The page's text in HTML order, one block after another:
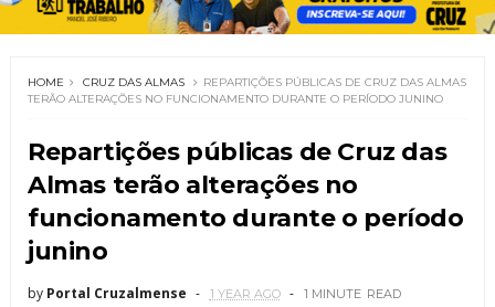
HOME CRUZ DAS ALMAS
REPARTIÇÕES PÚBLICAS DE CRUZ DAS ALMAS
TERÃO ALTERAÇÕES NO FUNCIONAMENTO DURANTE O PERÍODO JUNINO
Repartições públicas de Cruz das
Almas terão alterações no
funcionamento durante o período
junino
by Portal Cruzalmense 1 YEAR AGO 1 MINUTE READ